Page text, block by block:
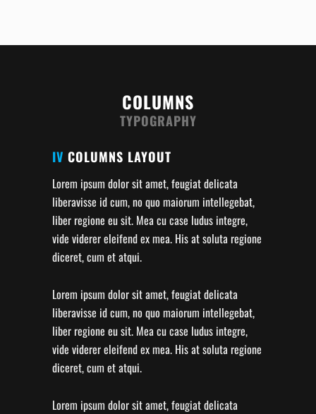
COLUMNS
TYPOGRAPHY
IV COLUMNS LAYOUT
Lorem ipsum dolor sit amet, feugiat delicata
liberavisse id cum, no quo maiorum intellegebat,
liber regione eu sit. Mea cu case ludus integre,
vide viderer eleifend ex mea. His at soluta regione
diceret, cum et atqui.
Lorem ipsum dolor sit amet, feugiat delicata
liberavisse id cum, no quo maiorum intellegebat,
liber regione eu sit. Mea cu case ludus integre,
vide viderer eleifend ex mea. His at soluta regione
diceret, cum et atqui.
Lorem ipsum dolor sit amet, feugiat delicata